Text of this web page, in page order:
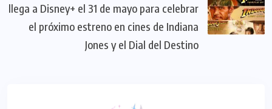
llega a Disney+ el 31 de mayo para celebrar
el próximo estreno en cines de Indiana
Jones y el Dial del Destino